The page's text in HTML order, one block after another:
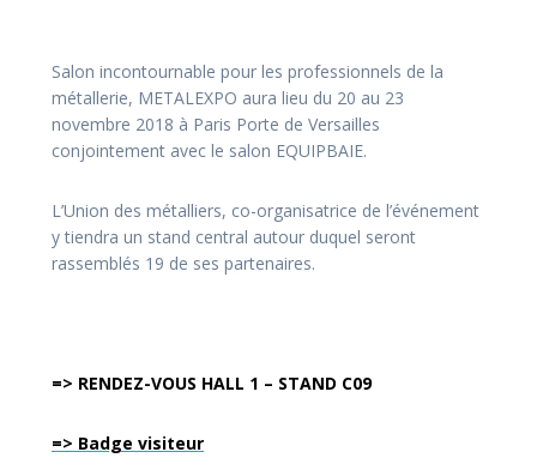
Salon incontournable pour les professionnels de la
métallerie, METALEXPO aura lieu du 20 au 23
novembre 2018 à Paris Porte de Versailles
conjointement avec le salon EQUIPBAIE.
L’Union des métalliers, co-organisatrice de l’événement
y tiendra un stand central autour duquel seront
rassemblés 19 de ses partenaires.
=> RENDEZ-VOUS HALL 1 – STAND C09
=> Badge visiteur